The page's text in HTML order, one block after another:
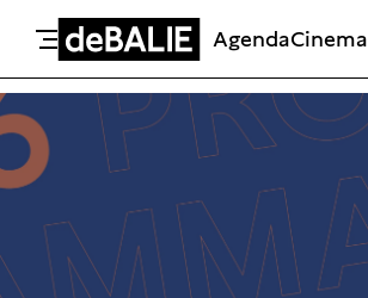
Meteen naar de content
De Balie
AgendaCinema